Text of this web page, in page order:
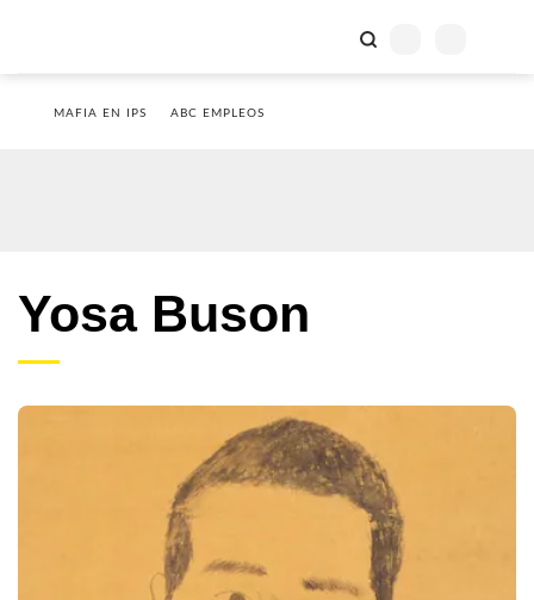
MAFIA EN IPS ABC EMPLEOS
Yosa Buson